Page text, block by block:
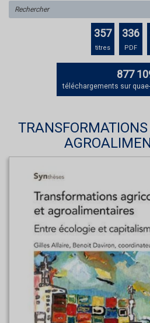
sur
le
357
titres
336
PDF
877
téléchargements sur